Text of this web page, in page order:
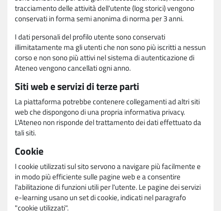
tracciamento delle attività dell'utente (log storici) vengono
conservati in forma semi anonima di norma per 3 anni.
I dati personali del profilo utente sono conservati
illimitatamente ma gli utenti che non sono più iscritti a nessun
corso e non sono più attivi nel sistema di autenticazione di
Ateneo vengono cancellati ogni anno.
Siti web e servizi di terze parti
La piattaforma potrebbe contenere collegamenti ad altri siti
web che dispongono di una propria informativa privacy.
L'Ateneo non risponde del trattamento dei dati effettuato da
tali siti.
Cookie
I cookie utilizzati sul sito servono a navigare più facilmente e
in modo più efficiente sulle pagine web e a consentire
l'abilitazione di funzioni utili per l'utente. Le pagine dei servizi
e-learning usano un set di cookie, indicati nel paragrafo
"cookie utilizzati".